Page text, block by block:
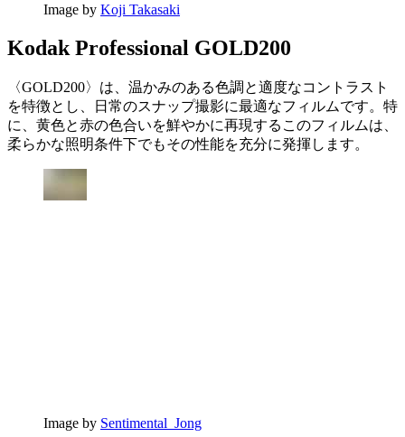
Image by Koji Takasaki
Kodak Professional GOLD200
〈GOLD200〉は、温かみのある色調と適度なコントラスト
を特徴とし、日常のスナップ撮影に最適なフィルムです。特
に、黄色と赤の色合いを鮮やかに再現するこのフィルムは、
柔らかな照明条件下でもその性能を充分に発揮します。
Image by Sentimental_Jong